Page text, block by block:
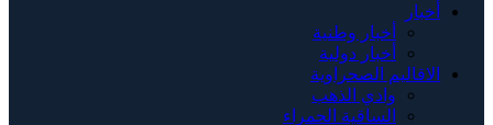
أخبار
أخبار وطنية
أخبار دولية
الاقاليم الصحراوية
وادي الذهب
الساقية الحمراء